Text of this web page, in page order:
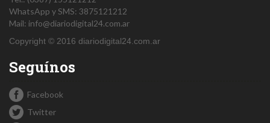
WhatsApp y SMS: 3875121212
Mail: info@diariodigital24.com.ar
Copyright © 2016 diariodigital24.com.ar
Seguínos
Facebook
Twitter